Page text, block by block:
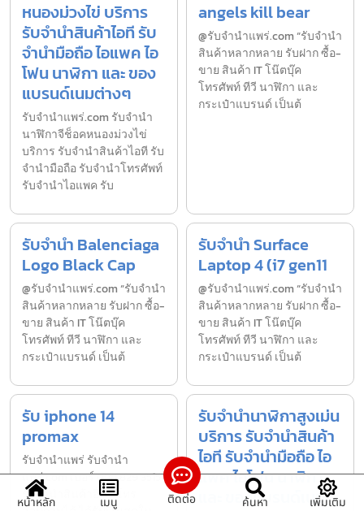
หนองม่วงไข่ บริการ
รับจำนำสินค้าไอที รับ
จำนำมือถือ ไอแพค ไอ
โฟน นาฬิกา และ ของ
แบรนด์เนมต่างๆ
รับจํานําแพร่.com รับจำนำ
นาฬิกาจีช็อคหนองม่วงไข่
บริการ รับจำนำสินค้าไอที รับ
จำนำมือถือ รับจำนำโทรศัพท์
รับจำนำไอแพค รับ
angels kill bear
@รับจำนำแพร่.com “รับจำนำ
สินค้าหลากหลาย รับฝาก ซื้อ-
ขาย สินค้า IT โน๊ตบุ๊ค
โทรศัพท์ ทีวี นาฬิกา และ
กระเป๋าแบรนด์ เป็นต้
รับจำนำ Balenciaga
Logo Black Cap
@รับจำนำแพร่.com “รับจำนำ
สินค้าหลากหลาย รับฝาก ซื้อ-
ขาย สินค้า IT โน๊ตบุ๊ค
โทรศัพท์ ทีวี นาฬิกา และ
กระเป๋าแบรนด์ เป็นต้
รับจำนำ Surface
Laptop 4 (i7 gen11
@รับจำนำแพร่.com “รับจำนำ
สินค้าหลากหลาย รับฝาก ซื้อ-
ขาย สินค้า IT โน๊ตบุ๊ค
โทรศัพท์ ทีวี นาฬิกา และ
กระเป๋าแบรนด์ เป็นต้
รับ iphone 14
promax
รับจํานำแพร่ รับจํานํา
แพร่.com เบอร์ 098 829 3515
รับจำนำสินค้าอื่นๆ โทร
รับจำนำนาฬิกาสูงเม่น
บริการ รับจำนำสินค้า
ไอที รับจำนำมือถือ ไอ
แพค ไอโฟน นาฬิกา
และ ของแบรนด์เนม
หน้าหลัก เมนู ติดต่อ ค้นหา เพิ่มเติม